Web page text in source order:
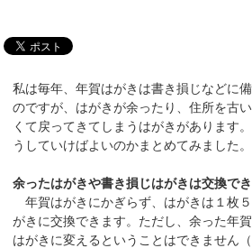
私は毎年、年賀はがきは書き損じなどに
のですが、はがきが余ったり、住所を古
くて戻ってきてしまうはがきがあります
うしていけばよいのかまとめてみました。
余ったはがきや書き損じはがきは交換で
年賀はがきにかぎらず、はがきは１枚
がきに交換できます。ただし、余った年
はがきに変えるということはできません